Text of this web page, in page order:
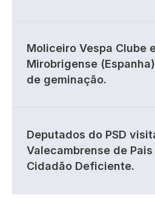
Moliceiro Vespa Clube
Mirobrigense
de geminação.
Deputados do PSD
Valecambrense de
Cidadão Deficiente.